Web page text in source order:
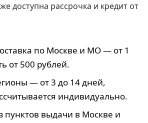
доступна рассрочка и кредит от
по Москве и МО — от 1
от 500 рублей.
— от 3 до 14 дней,
индивидуально.
пунктов выдачи в Москве и